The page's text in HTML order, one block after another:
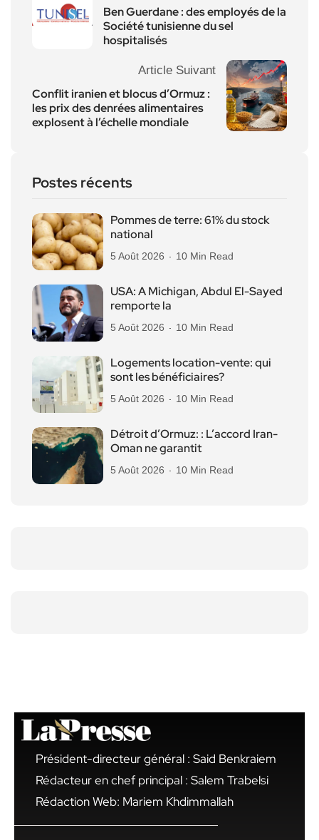
Ben Guerdane : des employés de la
Société tunisienne du sel
hospitalisés
Article Suivant
Conflit iranien et blocus d’Ormuz :
les prix des denrées alimentaires
explosent à l’échelle mondiale
Postes récents
Pommes de terre: 61% du stock
national
5 Août 2026 10 Min Read
USA: A Michigan, Abdul El-Sayed
remporte la
5 Août 2026 10 Min Read
Logements location-vente: qui
sont les bénéficiaires?
5 Août 2026 10 Min Read
Détroit d’Ormuz: : L’accord Iran-
Oman ne garantit
5 Août 2026 10 Min Read
Président-directeur général : Said Benkraiem
Rédacteur en chef principal : Salem Trabelsi
Rédaction Web: Mariem Khdimmallah